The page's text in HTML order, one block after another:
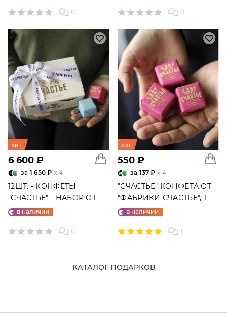
0 0
хит
6 600 ₽
за 1 650 ₽ x 4
12ШТ. - КОНФЕТЫ
"СЧАСТЬЕ" - НАБОР ОТ
"ФАБРИКИ СЧАСТЬЕ"
в наличии
0
хит
550 ₽
за 137 ₽ x 4
"СЧАСТЬЕ" КОНФЕТА ОТ
"ФАБРИКИ СЧАСТЬЕ", 1
ШТ.в наличии
1
КАТАЛОГ ПОДАРКОВ